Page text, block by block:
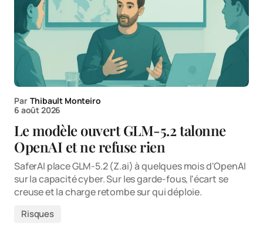
Par Thibault Monteiro
6 août 2026
Le modèle ouvert GLM-5.2 talonne
OpenAI et ne refuse rien
SaferAI place GLM-5.2 (Z.ai) à quelques mois d'OpenAI
sur la capacité cyber. Sur les garde-fous, l'écart se
creuse et la charge retombe sur qui déploie.
Risques